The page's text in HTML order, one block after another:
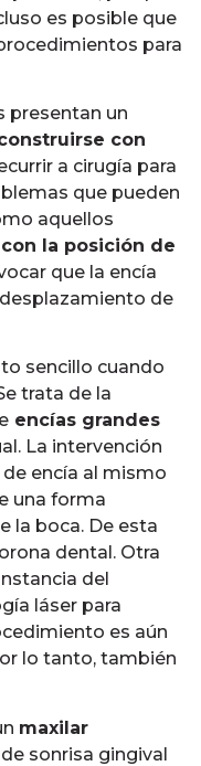
es posible que
para
presentan un
con
a cirugía para
que pueden
aquellos
la posición de
que la encía
de
sencillo cuando
trata de la
encías grandes
La intervención
de encía al mismo
una forma
la boca. De esta
dental. Otra
del
láser para
es aún
lo tanto, también
maxilar
sonrisa gingival